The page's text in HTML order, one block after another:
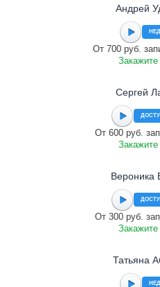
Андрей
От 700 руб.
Закажите
Сергей
От 600 руб.
Закажите
Вероника
От 300 руб.
Закажите
Татьяна